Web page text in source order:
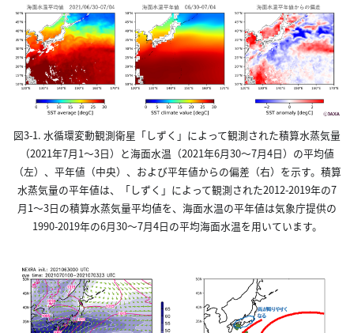
図3-1. 水循環変動観測衛星「しずく」によって観測された積算水蒸気量
（2021年7月1～3日）と海面水温（2021年6月30～7月4日）の平均値
（左）、平年値（中央）、および平年値からの偏差（右）を示す。積算
水蒸気量の平年値は、「しずく」によって観測された2012-2019年の7
月1～3日の積算水蒸気量平均値を、海面水温の平年値は気象庁提供の
1990-2019年の6月30～7月4日の平均海面水温を用いています。